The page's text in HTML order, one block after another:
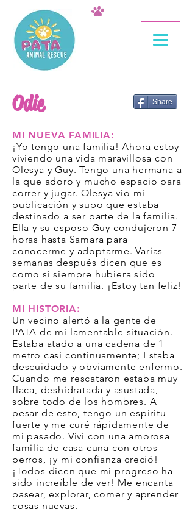
Odie Share
MI NUEVA FAMILIA:
¡Yo tengo una familia! Ahora estoy
viviendo una vida maravillosa con
Olesya y Guy. Tengo una hermana a
la que adoro y mucho espacio para
correr y jugar. Olesya vio mi
publicación y supo que estaba
destinado a ser parte de la familia.
Ella y su esposo Guy condujeron 7
horas hasta Samara para
conocerme y adoptarme. Varias
semanas después dicen que es
como si siempre hubiera sido
parte de su familia. ¡Estoy tan feliz!
MI HISTORIA:
Un vecino alertó a la gente de
PATA de mi lamentable situación.
Estaba atado a una cadena de 1
metro casi continuamente; Estaba
descuidado y obviamente enfermo.
Cuando me rescataron estaba muy
flaca, deshidratada y asustada,
sobre todo de los hombres. A
pesar de esto, tengo un espíritu
fuerte y me curé rápidamente de
mi pasado. Viví con una amorosa
familia de casa cuna con otros
perros, ¡y mi confianza creció!
¡Todos dicen que mi progreso ha
sido increíble de ver! Me encanta
pasear, explorar, comer y aprender
cosas nuevas.